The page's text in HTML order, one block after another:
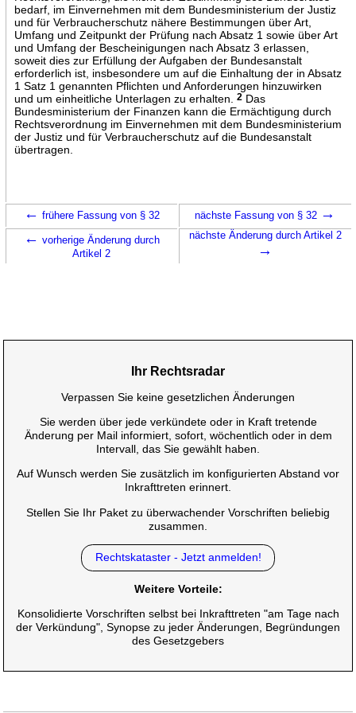
bedarf, im Einvernehmen mit dem Bundesministerium der Justiz
und für Verbraucherschutz nähere Bestimmungen über Art,
Umfang und Zeitpunkt der Prüfung nach Absatz 1 sowie über Art
und Umfang der Bescheinigungen nach Absatz 3 erlassen,
soweit dies zur Erfüllung der Aufgaben der Bundesanstalt
erforderlich ist, insbesondere um auf die Einhaltung der in Absatz
1 Satz 1 genannten Pflichten und Anforderungen hinzuwirken
und um einheitliche Unterlagen zu erhalten.
2Das
Bundesministerium der Finanzen kann die Ermächtigung durch
Rechtsverordnung im Einvernehmen mit dem Bundesministerium
der Justiz und für Verbraucherschutz auf die Bundesanstalt
übertragen.
← frühere Fassung von § 32 nächste Fassung von § 32 →
← vorherige Änderung durch
Artikel 2
nächste Änderung durch Artikel 2
→
Ihr Rechtsradar
Verpassen Sie keine gesetzlichen Änderungen
Sie werden über jede verkündete oder in Kraft tretende
Änderung per Mail informiert, sofort, wöchentlich oder in dem
Intervall, das Sie gewählt haben.
Auf Wunsch werden Sie zusätzlich im konfigurierten Abstand vor
Inkrafttreten erinnert.
Stellen Sie Ihr Paket zu überwachender Vorschriften beliebig
zusammen.
Rechtskataster - Jetzt anmelden!
Weitere Vorteile:
Konsolidierte Vorschriften selbst bei Inkrafttreten "am Tage nach
der Verkündung", Synopse zu jeder Änderungen, Begründungen
des Gesetzgebers